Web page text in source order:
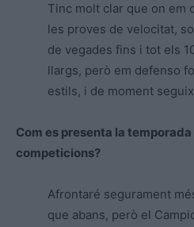
Tinc molt clar que on em
les proves de velocitat,
de vegades fins i tot els
llargs, però em defenso
estils, i de moment
Com es presenta la temporada
competicions?
Afrontaré segurament
que abans, però el